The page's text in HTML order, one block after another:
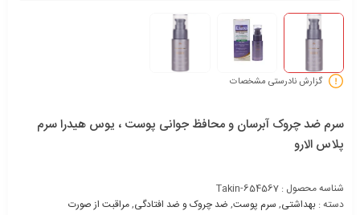
گزارش نادرستی مشخصات
سرم ضد چروک آبرسان و محافظ جوانی پوست ، یوس هیدرا سرم
پلاس الارو
شناسه محصول : Takin-654567
دسته : بهداشتی, سرم پوست, ضد چروک و ضد افتادگی,مراقبت از صورت